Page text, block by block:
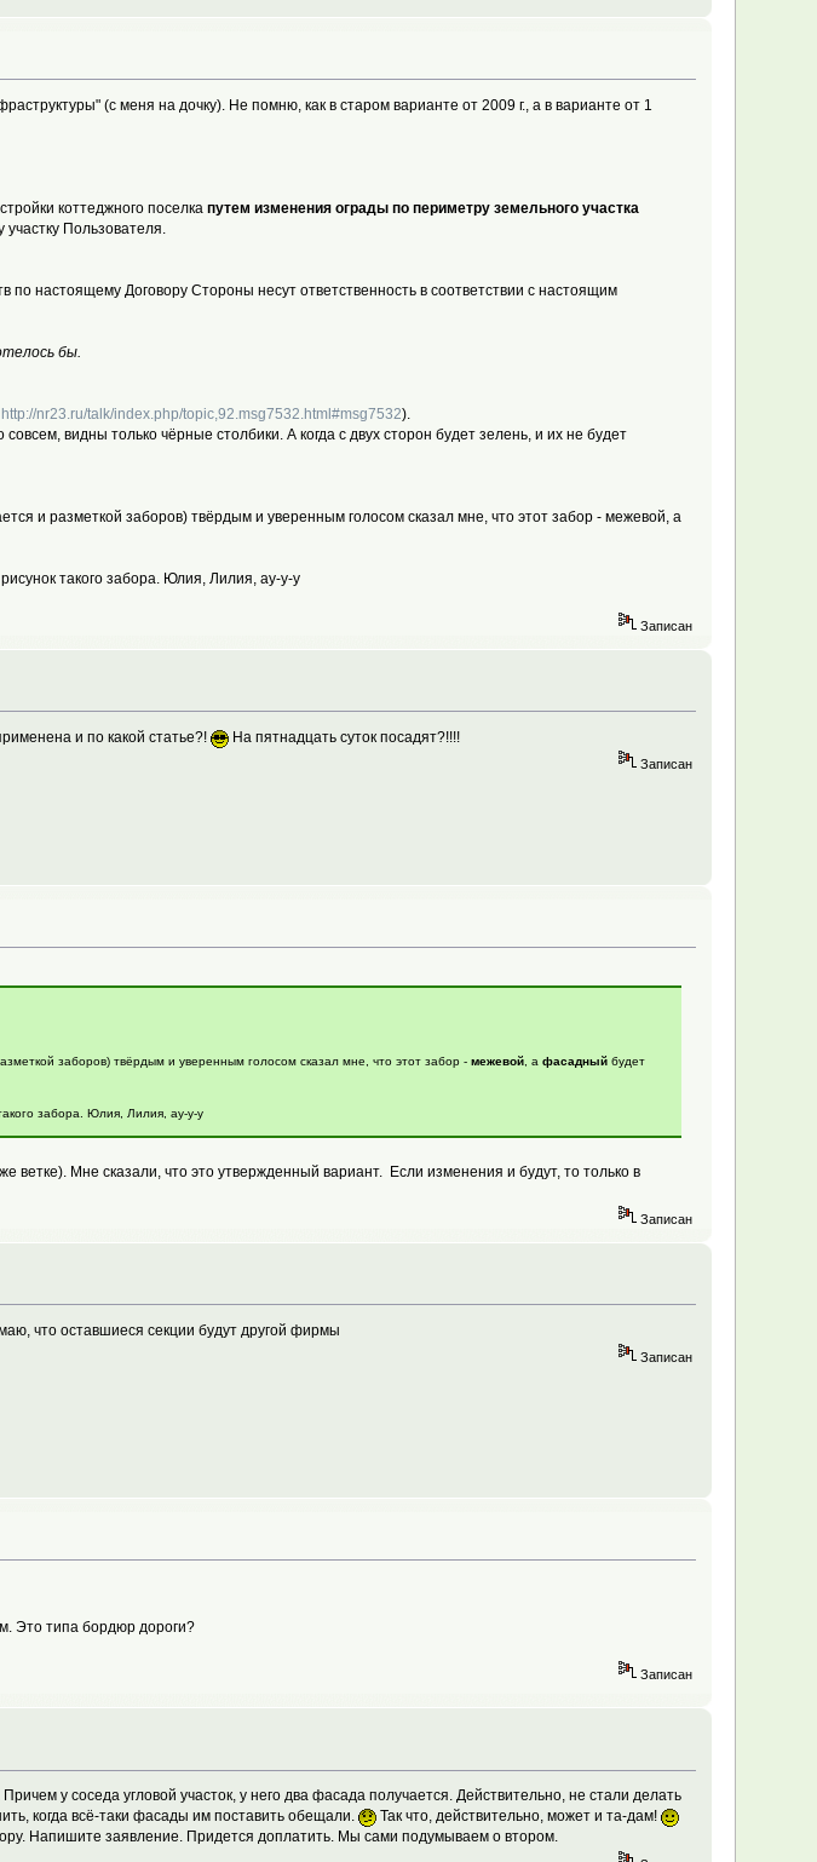
(с меня на дочку). Не помню, как в старом варианте от 2009 г., а в варианте от 1
коттеджного поселка путем изменения ограды по периметру земельного участка
Пользователя.
настоящему Договору Стороны несут ответственность в соответствии с настоящим
бы.
http://nr23.ru/talk/index.php/topic,92.msg7532.html#msg7532).
видны только чёрные столбики. А когда с двух сторон будет зелень, и их не будет
и разметкой заборов) твёрдым и уверенным голосом сказал мне, что этот забор - межевой, а
такого забора. Юлия, Лилия, ау-у-у
Записан
и по какой статье?! На пятнадцать суток посадят?!!!!
Записан
заборов) твёрдым и уверенным голосом сказал мне, что этот забор - межевой, а фасадныйбудет
забора. Юлия, Лилия, ау-у-у
Мне сказали, что это утвержденный вариант. Если изменения и будут, то только в
Записан
что оставшиеся секции будут другой фирмы
Записан
Это типа бордюр дороги?
Записан
у соседа угловой участок, у него два фасада получается. Действительно, не стали делать
когда всё-таки фасады им поставить обещали.
Так что, действительно, может и та-дам!
Напишите заявление. Придется доплатить. Мы сами подумываем о втором.